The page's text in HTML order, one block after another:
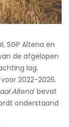
SGP Altena en
de afgelopen
lag.
2022-2026.
Altena’ bevat
onderstaand